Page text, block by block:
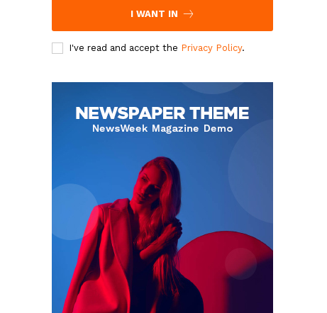
I WANT IN
I've read and accept the Privacy Policy.